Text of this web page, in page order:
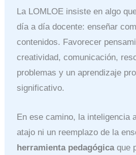
La LOMLOE insiste en algo
día a día docente: enseñar
contenidos. Favorecer
creatividad, comunicación,
problemas y un aprendizaje
significativo.
En ese camino, la inteligencia
atajo ni un reemplazo de la
herramienta pedagógicaque